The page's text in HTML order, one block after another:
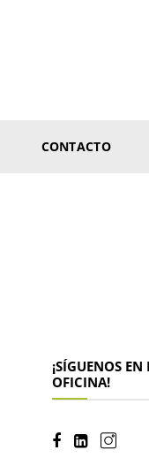
CONTACTO
¡SÍGUENOS EN
OFICINA!